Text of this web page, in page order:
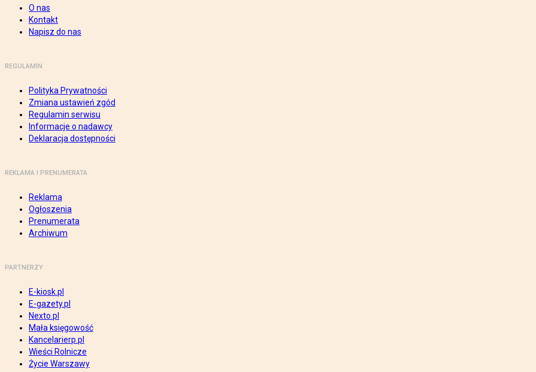
O nas
Kontakt
Napisz do nas
REGULAMIN
Polityka Prywatności
Zmiana ustawień zgód
Regulamin serwisu
Informacje o nadawcy
Deklaracja dostępności
REKLAMA I PRENUMERATA
Reklama
Ogłoszenia
Prenumerata
Archiwum
PARTNERZY
E-kiosk.pl
E-gazety.pl
Nexto.pl
Mała księgowość
Kancelarierp.pl
Wieści Rolnicze
Życie Warszawy